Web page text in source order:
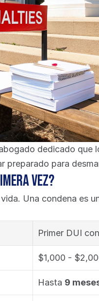
dedicado
preparado para
vez?
Una condena es
Primer DUI
$1,000 -
Hasta 9